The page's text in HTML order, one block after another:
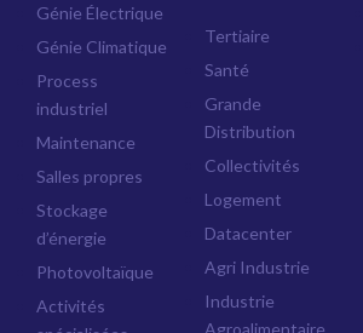
Génie Électrique
Génie Climatique
Process
industriel
Maintenance
Salles propres
Stockage
d’énergie
Photovoltaïque
Activités
Tertiaire
Santé
Grande
Distribution
Collectivités
Logement
Datacenter
Agri Industrie
Industrie
Agroalimentaire